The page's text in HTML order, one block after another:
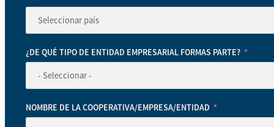
¿DE QUÉ TIPO DE ENTIDAD EMPRESARIAL FORMAS PARTE?
NOMBRE DE LA COOPERATIVA/EMPRESA/ENTIDAD